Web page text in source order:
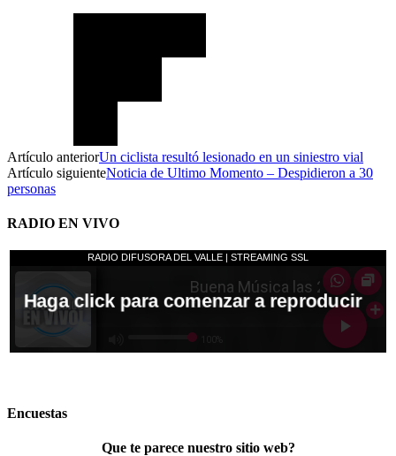
Artículo anteriorUn ciclista resultó lesionado en un siniestro vial
Artículo siguienteNoticia de Ultimo Momento – Despidieron a 30
personas
RADIO EN VIVO
Encuestas
Que te parece nuestro sitio web?